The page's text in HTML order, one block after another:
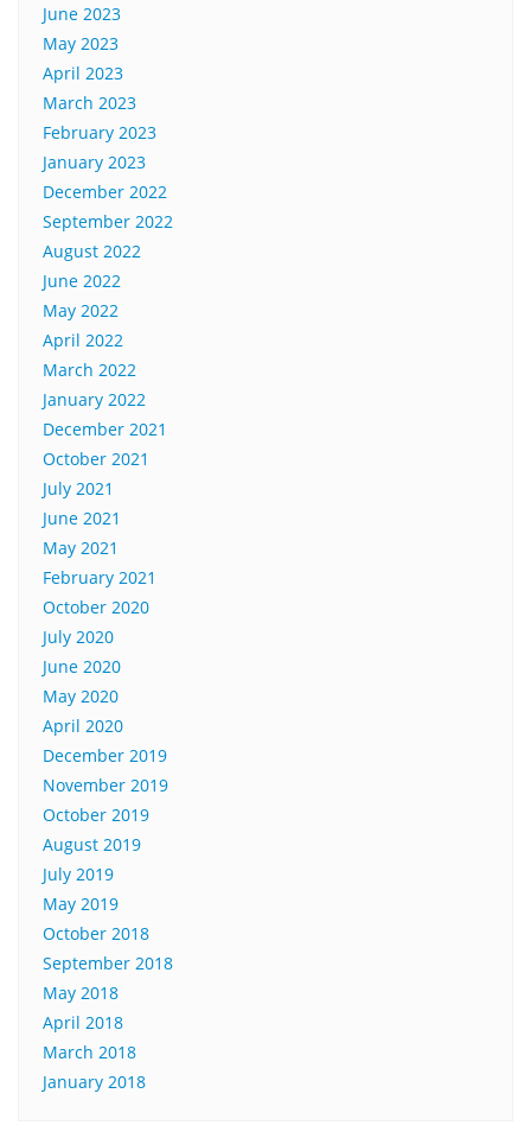
June 2023
May 2023
April 2023
March 2023
February 2023
January 2023
December 2022
September 2022
August 2022
June 2022
May 2022
April 2022
March 2022
January 2022
December 2021
October 2021
July 2021
June 2021
May 2021
February 2021
October 2020
July 2020
June 2020
May 2020
April 2020
December 2019
November 2019
October 2019
August 2019
July 2019
May 2019
October 2018
September 2018
May 2018
April 2018
March 2018
January 2018